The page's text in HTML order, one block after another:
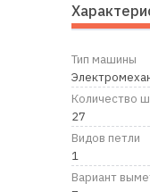
Тип машины
Количество
27
Видов петли
1
Вариант